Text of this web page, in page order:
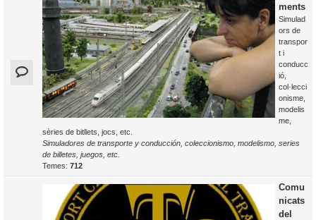
ments
Simulad
ors de
transpor
t i
conducc
ió,
col·lecci
onisme,
modelis
me,
sèries de bitllets, jocs, etc.
Simuladores de transporte y conducción, coleccionismo, modelismo, series
de billetes, juegos, etc.
Temes: 712
Comu
nicats
del